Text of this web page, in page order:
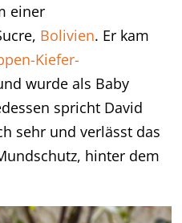
einer
Bolivien. Er kam
Kiefer-
wurde als Baby
spricht David
sehr und verlässt das
hinter dem